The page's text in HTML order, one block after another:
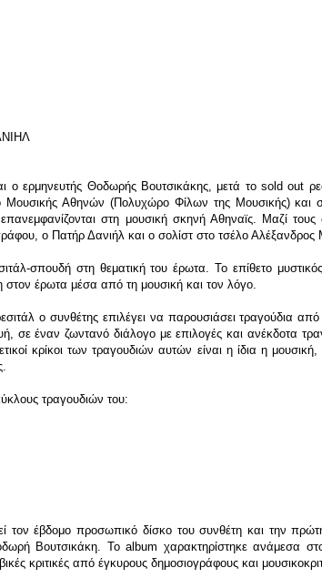
ο ερμηνευτής Θοδωρής Βουτσικάκης, μετά το sold out
Αθηνών (Πολυχώρο Φίλων της Μουσικής) και
στη μουσική σκηνή Αθηναϊς. Μαζί τους
ο Πατήρ Δανιήλ και ο σολίστ στο τσέλο Αλέξανδρος
σπουδή στη θεματική του έρωτα. Το επίθετο
έρωτα μέσα από τη μουσική και τον λόγο.
ο συνθέτης επιλέγει να παρουσιάσει τραγούδια
σε έναν ζωντανό διάλογο με επιλογές και ανέκδοτα
κρίκοι των τραγουδιών αυτών είναι η ίδια η
τραγουδιών του:
έβδομο προσωπικό δίσκο του συνθέτη και την
Βουτσικάκη. Το album χαρακτηρίστηκε ανάμεσα
κριτικές από έγκυρους δημοσιογράφους και